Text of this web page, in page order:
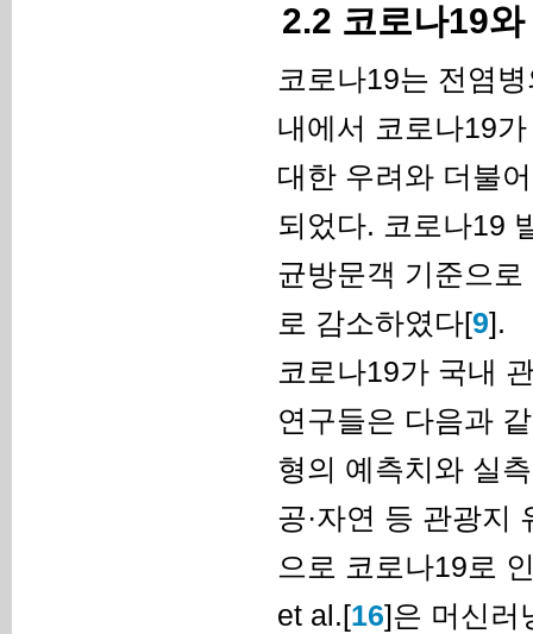
2.2 코로나19
코로나19는 전염
내에서 코로나19
대한 우려와 더불
되었다. 코로나19
균방문객 기준으
로 감소하였다[9].
코로나19가 국내
연구들은 다음과
형의 예측치와 실
공·자연 등 관광지
으로 코로나19로
et al.[16]은 머신러